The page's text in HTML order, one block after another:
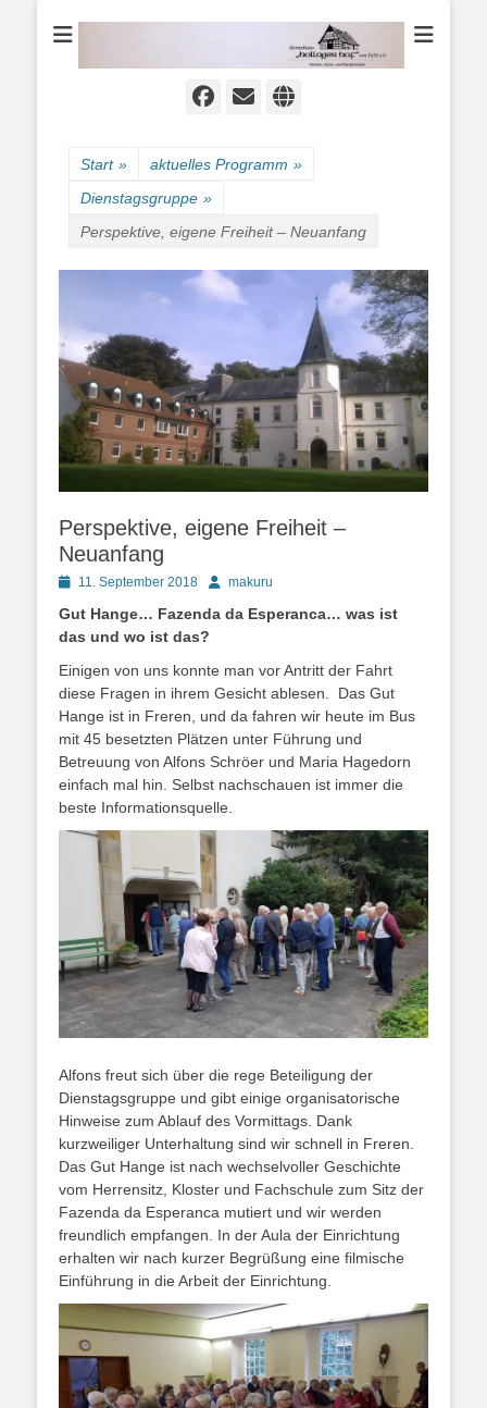
Heimathaus
Hollager Hof v.
Facebook
E-
Website
Start » aktuelles Programm »
Dienstagsgruppe »
Perspektive, eigene Freiheit – Neuanfang
Perspektive, eigene Freiheit –
Neuanfang
Posted11. September 2018 Autormakuru
Gut Hange… Fazenda da Esperanca… was ist
das und wo ist das?
Einigen von uns konnte man vor Antritt der Fahrt
diese Fragen in ihrem Gesicht ablesen. Das Gut
Hange ist in Freren, und da fahren wir heute im Bus
mit 45 besetzten Plätzen unter Führung und
Betreuung von Alfons Schröer und Maria Hagedorn
einfach mal hin. Selbst nachschauen ist immer die
beste Informationsquelle.
Alfons freut sich über die rege Beteiligung der
Dienstagsgruppe und gibt einige organisatorische
Hinweise zum Ablauf des Vormittags. Dank
kurzweiliger Unterhaltung sind wir schnell in Freren.
Das Gut Hange ist nach wechselvoller Geschichte
vom Herrensitz, Kloster und Fachschule zum Sitz der
Fazenda da Esperanca mutiert und wir werden
freundlich empfangen. In der Aula der Einrichtung
erhalten wir nach kurzer Begrüßung eine filmische
Einführung in die Arbeit der Einrichtung.